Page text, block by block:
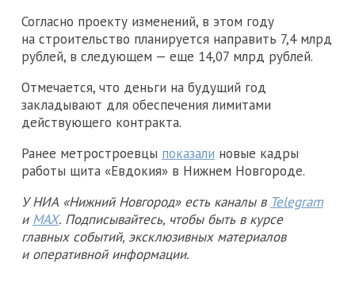
Согласно проекту изменений, в этом году
на строительство планируется направить 7,4 млрд
рублей, в следующем — еще 14,07 млрд рублей.
Отмечается, что деньги на будущий год
закладывают для обеспечения лимитами
действующего контракта.
Ранее метростроевцы показали новые кадры
работы щита «Евдокия» в Нижнем Новгороде.
У НИА «Нижний Новгород» есть каналы в Telegram
и MAX. Подписывайтесь, чтобы быть в курсе
главных событий, эксклюзивных материалов
и оперативной информации.